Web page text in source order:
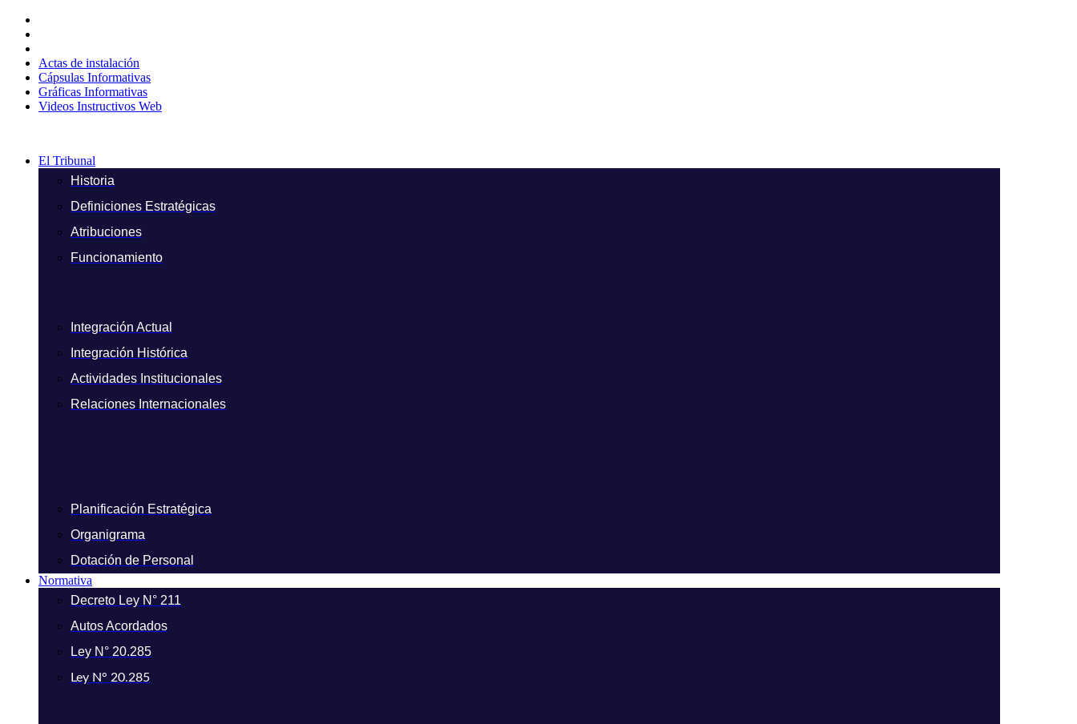
contenido
Actas de instalación
Cápsulas Informativas
Gráficas Informativas
Videos Instructivos Web
El Tribunal
Historia
Definiciones Estratégicas
Atribuciones
Funcionamiento
Integración Actual
Integración Histórica
Actividades Institucionales
Relaciones Internacionales
Planificación Estratégica
Organigrama
Dotación de Personal
Normativa
Decreto Ley N° 211
Autos Acordados
Ley N° 20.285
Ley N° 20.285